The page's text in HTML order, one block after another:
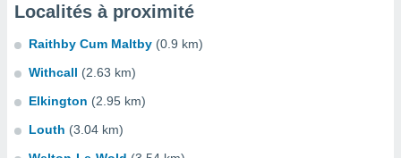
Localités à proximité
Raithby Cum Maltby (0.9 km)
Withcall (2.63 km)
Elkington (2.95 km)
Louth (3.04 km)